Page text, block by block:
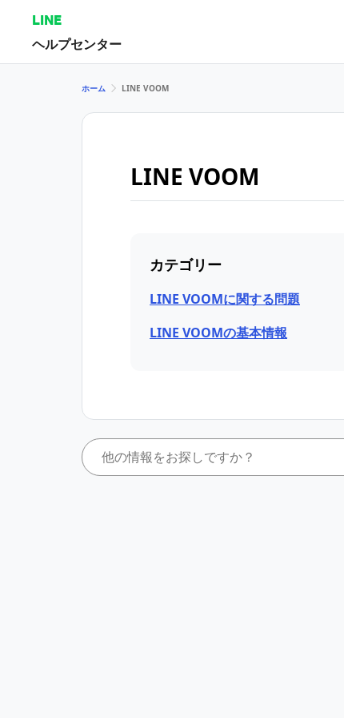
LINE
ヘルプセンター
ホーム LINE VOOM
LINE VOOM
カテゴリー
LINE VOOMに関する問題
LINE VOOMの基本情報